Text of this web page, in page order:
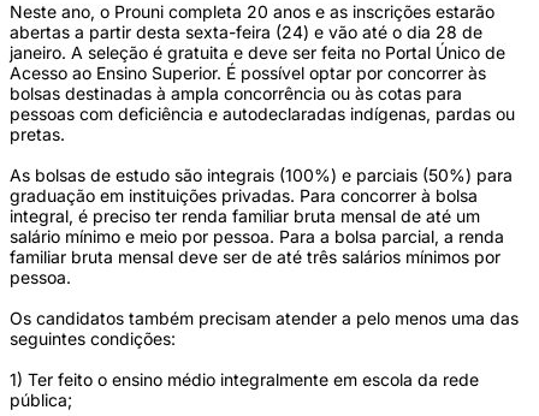
Neste ano, o Prouni completa 20 anos e as inscrições estarão
abertas a partir desta sexta-feira (24) e vão até o dia 28 de
janeiro. A seleção é gratuita e deve ser feita no Portal Único de
Acesso ao Ensino Superior. É possível optar por concorrer às
bolsas destinadas à ampla concorrência ou às cotas para
pessoas com deficiência e autodeclaradas indígenas, pardas ou
pretas.
As bolsas de estudo são integrais (100%) e parciais (50%) para
graduação em instituições privadas. Para concorrer à bolsa
integral, é preciso ter renda familiar bruta mensal de até um
salário mínimo e meio por pessoa. Para a bolsa parcial, a renda
familiar bruta mensal deve ser de até três salários mínimos por
pessoa.
Os candidatos também precisam atender a pelo menos uma das
seguintes condições:
1) Ter feito o ensino médio integralmente em escola da rede
pública;